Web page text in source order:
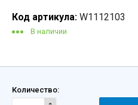
Код артикула: W1112103
В наличии
Количество: